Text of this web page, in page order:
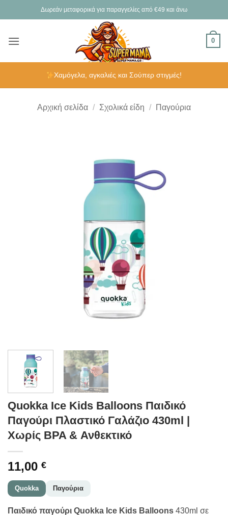
στο
Δωρεάν μεταφορικά για παραγγελίες από €49 και άνω
0
Χαμόγελα, αγκαλιές και Σούπερ στιγμές!
Αρχική σελίδα / Σχολικά είδη / Παγούρια
Quokka Ice Kids Balloons Παιδικό
Παγούρι Πλαστικό Γαλάζιο 430ml |
Χωρίς BPA & Ανθεκτικό
11,00 €
Quokka Παγούρια
Παιδικό παγούρι Quokka Ice Kids Balloons 430ml σε